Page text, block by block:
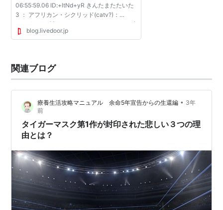
06:55:59.06 ID:+ltNd+yR きんたまたたいた
3 ： アフリカン・シクリッド(catv?)：
2010/06/08(火) 06:58:22.91 ID:urw8nElJ ブ
スにはブスの生き方がある :まりちゃんズ 5
blog.livedoor.jp
関連ブログ
療養生活攻略マニュアル 余命5年宣告からの生還編 • 3年
前
タイガーマスク第1作が封印された悲しい３つの理
由とは？